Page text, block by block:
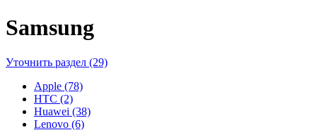
Samsung
Уточнить раздел (29)
Apple (78)
HTC (2)
Huawei (38)
Lenovo (6)